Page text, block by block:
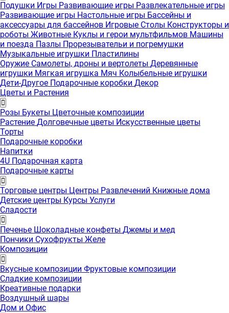
Подушки Игры Развивающие игры Развлекательные игры
Развивающие игры Настольные игры Бассейны и
аксессуары для бассейнов Игровые Столы Конструкторы и
роботы Животные Куклы и герои мультфильмов Машины
и поезда Пазлы Прорезывательи и погремушки
Музыкальные игрушки Пластилины
Оружие Самолеты, дроны и вертолеты Деревянные
игрушки Мягкая игрушка Мяч Колыбельные игрушки
Дети-Другое Подарочные коробки Декор
Цветы и Растения
Розы Букеты Цветочные композиции
Растение Долговечные цветы Искусственные цветы
Торты
Подарочные коробки
Напитки
4U Подарочная карта
Подарочные карты
Торговые центры Центры Развлечений Книжные дома
Детские центры Курсы Услуги
Сладости
Печенье Шоколадные конфеты Джемы и мед
Пончики Сухофрукты Желе
Композиции
Вкусные композиции Фруктовые композиции
Сладкие композиции
Креативные подарки
Воздушный шары
Дом и Офис